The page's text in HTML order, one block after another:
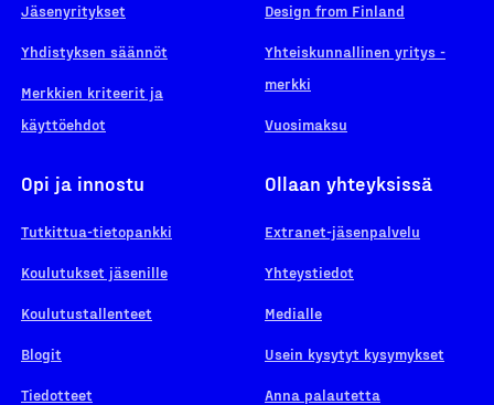
Jäsenyritykset
Yhdistyksen säännöt
Merkkien kriteerit ja
käyttöehdot
Design from Finland
Yhteiskunnallinen yritys -
merkki
Vuosimaksu
Opi ja innostu
Tutkittua-tietopankki
Koulutukset jäsenille
Koulutustallenteet
Blogit
Tiedotteet
Ollaan yhteyksissä
Extranet-jäsenpalvelu
Yhteystiedot
Medialle
Usein kysytyt kysymykset
Anna palautetta